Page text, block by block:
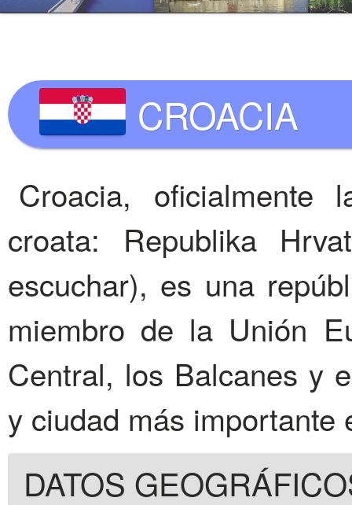
CROACIA
Croacia, oficialmente
croata: Republika
escuchar), es una
miembro de la Unión
Central, los Balcanes y
y ciudad más importante
DATOS